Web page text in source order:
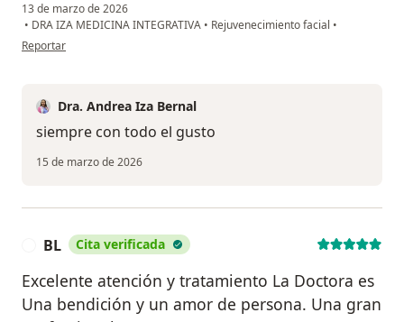
13 de marzo de 2026
• DRA IZA MEDICINA INTEGRATIVA • Rejuvenecimiento facial •
en opinión del usuario Esperanza
Reportar
Dra. Andrea Iza Bernal
siempre con todo el gusto
15 de marzo de 2026
BL Cita verificada
Excelente atención y tratamiento La Doctora es
Una bendición y un amor de persona. Una gran